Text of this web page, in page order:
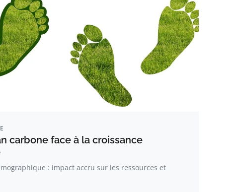
carbone face à la croissance
: impact accru sur les ressources et